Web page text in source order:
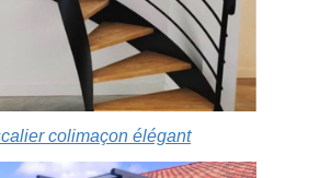
colimaçon élégant